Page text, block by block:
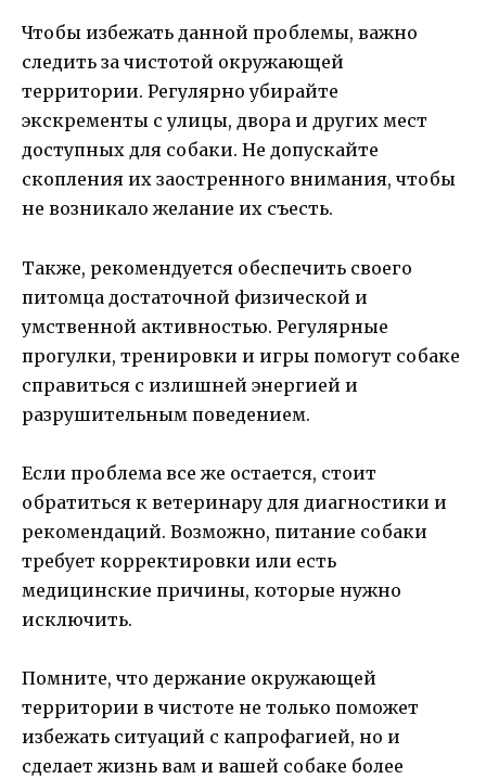
Чтобы избежать данной проблемы, важно
следить за чистотой окружающей
территории. Регулярно убирайте
экскременты с улицы, двора и других мест
доступных для собаки. Не допускайте
скопления их заостренного внимания, чтобы
не возникало желание их съесть.
Также, рекомендуется обеспечить своего
питомца достаточной физической и
умственной активностью. Регулярные
прогулки, тренировки и игры помогут собаке
справиться с излишней энергией и
разрушительным поведением.
Если проблема все же остается, стоит
обратиться к ветеринару для диагностики и
рекомендаций. Возможно, питание собаки
требует корректировки или есть
медицинские причины, которые нужно
исключить.
Помните, что держание окружающей
территории в чистоте не только поможет
избежать ситуаций с капрофагией, но и
сделает жизнь вам и вашей собаке более